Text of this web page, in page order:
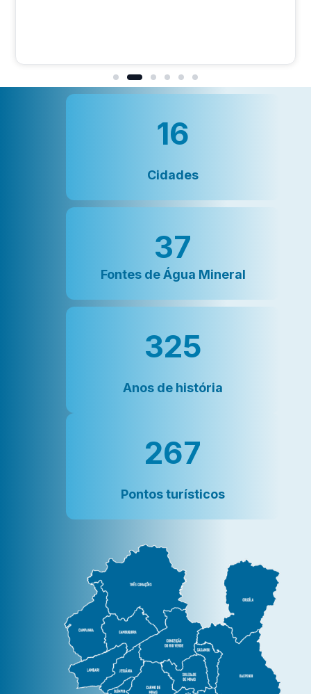
16
Cidades
37
Fontes de Água Mineral
325
Anos de história
267
Pontos turísticos